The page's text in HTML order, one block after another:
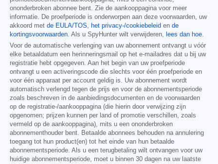
ononderbroken abonnee bent. Zie de aankooppagina voor meer
informatie. De proefperiode is onderworpen aan deze voorwaarden, uw
akkoord met de EULA/TOS, het privacy-/cookiebeleid en de
kortingsvoorwaarden. Als u SpyHunter wilt verwijderen, lees dan hoe.
Voor de automatische verlenging van uw abonnement ontvangt u vóór
elke betaaldatum een herinneringsmail op het e-mailadres dat u bij uw
registratie hebt opgegeven. Aan het begin van uw proefperiode
ontvangt u een activeringscode die slechts voor één proefperiode en
voor één apparaat per account geldig is. Uw abonnement wordt
automatisch verlengd tegen de prijs en voor de abonnementsperiode
zoals beschreven in de aanbiedingsdocumenten en de voorwaarden
op de registratie-/aankooppagina (die hierin door verwijzing zijn
opgenomen; prijzen kunnen per land of promotie verschillen, zoals
vermeld op de aankooppagina), mits u een ononderbroken
abonnementhouder bent. Betaalde abonnees behouden na annulering
toegang tot hun product(en) tot het einde van hun betaalde
abonnementsperiode. Als u een terugbetaling wilt ontvangen voor uw
huidige abonnementsperiode, moet u binnen 30 dagen na uw laatste